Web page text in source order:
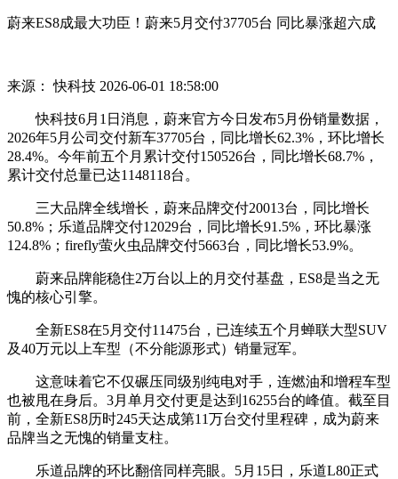
蔚来ES8成最大功臣！蔚来5月交付37705台 同比暴涨超六成
来源： 快科技 2026-06-01 18:58:00
快科技6月1日消息，蔚来官方今日发布5月份销量数据，
2026年5月公司交付新车37705台，同比增长62.3%，环比增长
28.4%。今年前五个月累计交付150526台，同比增长68.7%，
累计交付总量已达1148118台。
三大品牌全线增长，蔚来品牌交付20013台，同比增长
50.8%；乐道品牌交付12029台，同比增长91.5%，环比暴涨
124.8%；firefly萤火虫品牌交付5663台，同比增长53.9%。
蔚来品牌能稳住2万台以上的月交付基盘，ES8是当之无
愧的核心引擎。
全新ES8在5月交付11475台，已连续五个月蝉联大型SUV
及40万元以上车型（不分能源形式）销量冠军。
这意味着它不仅碾压同级别纯电对手，连燃油和增程车型
也被甩在身后。3月单月交付更是达到16255台的峰值。截至目
前，全新ES8历时245天达成第11万台交付里程碑，成为蔚来
品牌当之无愧的销量支柱。
乐道品牌的环比翻倍同样亮眼。5月15日，乐道L80正式